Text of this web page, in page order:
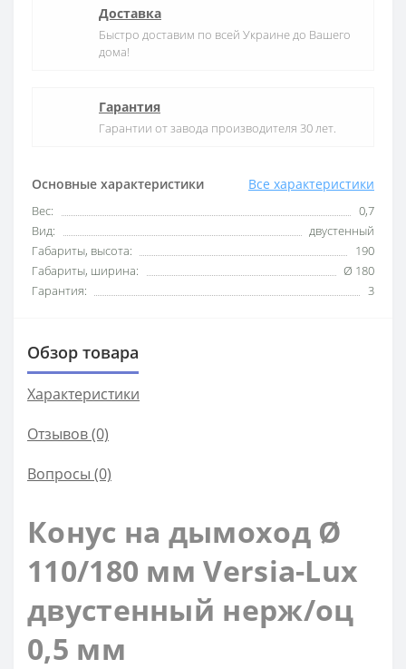
Основные характеристики Все характеристики
Вес:
0,7
Вид:
двустенный
Габариты, высота:
190
Габариты, ширина:
Ø 180
Гарантия:
3
Доставка
Быстро доставим по всей Украине до Вашего
дома!
Гарантия
Гарантии от завода производителя 30 лет.
Обзор товара
Характеристики
Отзывов (0)
Вопросы (0)
Конус на дымоход Ø
110/180 мм Versia-Lux
двустенный нерж/оц
0,5 мм